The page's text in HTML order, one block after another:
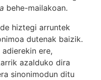
behe-mailakoan.
hiztegi arruntek
dutenak baizik.
ere,
azalduko dira
sinonimodun ditu